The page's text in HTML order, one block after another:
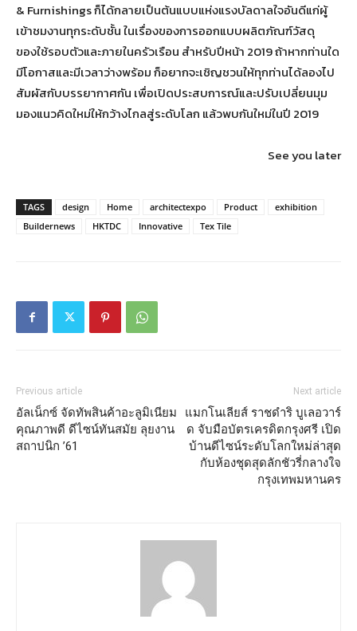
& Furnishings ก็ได้กลายเป็นต้นแบบแห่งแรงบัลดาลใจอันดีแก่ผู้
เข้าชมงานทุกระดับชั้น ในเรื่องของการออกแบบผลิตภัณฑ์วัสดุ
ของใช้รอบตัวและภายในครัวเรือน สำหรับปีหน้า 2019 ถ้าหากท่านใด
มีโอกาสและมีเวลาว่างพร้อม ก็อยากจะเชิญชวนให้ทุกท่านได้ลองไป
สัมผัสกับบรรยากาศกัน เพื่อเปิดประสบการณ์และปรับเปลี่ยนมุม
มองแนวคิดใหม่ให้กว้างไกลสู่ระดับโลก แล้วพบกันใหม่ในปี 2019
See you later
TAGS design Home architectexpo Product
exhibition
Buildernews
HKTDC Innovative Tex Tile
Previous article
อัลเน็กซ์ จัดทัพสินค้าอะลูมิเนียม
คุณภาพดี ดีไซน์ทันสมัย ลุยงาน
สถาปนิก ’61
Next article
แมกโนเลียส์ ราชดำริ บูเลอวาร์
ด จับมือบัตรเครดิตกรุงศรี เปิด
บ้านดีไซน์ระดับโลกใหม่ล่าสุด
กับห้องชุดสุดลักชัวรี่กลางใจ
กรุงเทพมหานคร